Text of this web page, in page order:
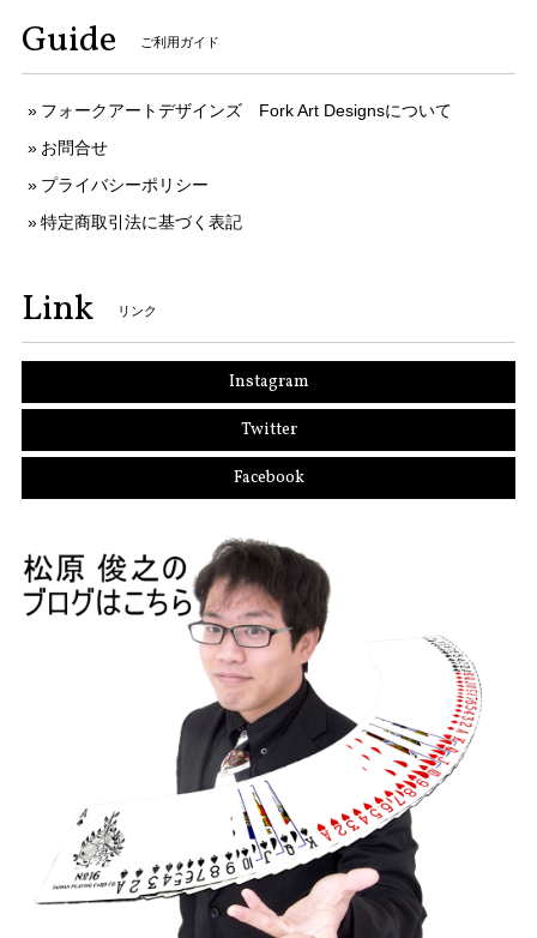
Guide ご利用ガイド
フォークアートデザインズ Fork Art Designsについて
お問合せ
プライバシーポリシー
特定商取引法に基づく表記
Link リンク
Instagram
Twitter
Facebook